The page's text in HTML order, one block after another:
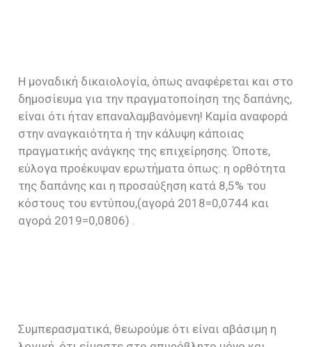
Η μοναδική δικαιολογία, όπως αναφέρεται και στο
δημοσίευμα για την πραγματοποίηση της δαπάνης,
είναι ότι ήταν επαναλαμβανόμενη! Καμία αναφορά
στην αναγκαιότητα ή την κάλυψη κάποιας
πραγματικής ανάγκης της επιχείρησης. Όποτε,
εύλογα προέκυψαν ερωτήματα όπως: η ορθότητα
της δαπάνης και η προσαύξηση κατά 8,5% του
κόστους του εντύπου,(αγορά 2018=0,0744 και
αγορά 2019=0,0806) .
Συμπερασματικά, θεωρούμε ότι είναι αβάσιμη η